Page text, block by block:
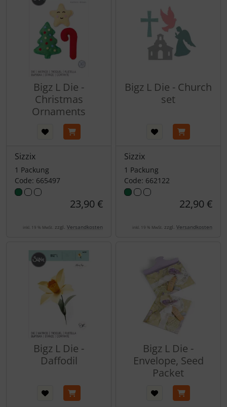
Bigz L Die -
Christmas
Ornaments
Sizzix
1 Packung
Code: 665497
23,90 €
inkl. 19 % MwSt. zzgl. Versandkosten
Bigz L Die - Church
set
Sizzix
1 Packung
Code: 662122
22,90 €
inkl. 19 % MwSt. zzgl. Versandkosten
Bigz L Die -
Daffodil
Bigz L Die -
Envelope, Seed
Packet